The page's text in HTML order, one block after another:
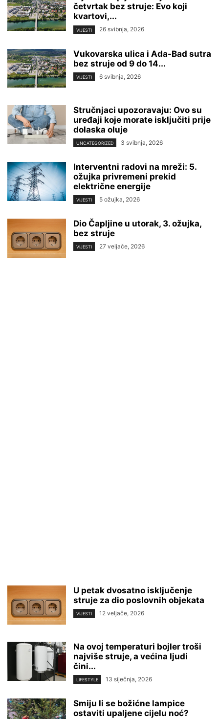
četvrtak bez struje: Evo koji
kvartovi,...
VIJESTI 26 svibnja, 2026
Vukovarska ulica i Ada-Bad sutra
bez struje od 9 do 14...
VIJESTI 6 svibnja, 2026
Stručnjaci upozoravaju: Ovo su
uređaji koje morate isključiti prije
dolaska oluje
UNCATEGORIZED 3 svibnja, 2026
Interventni radovi na mreži: 5.
ožujka privremeni prekid
električne energije
VIJESTI 5 ožujka, 2026
Dio Čapljine u utorak, 3. ožujka,
bez struje
VIJESTI 27 veljače, 2026
U petak dvosatno isključenje
struje za dio poslovnih objekata
VIJESTI 12 veljače, 2026
Na ovoj temperaturi bojler troši
najviše struje, a većina ljudi
čini...
LIFESTYLE 13 siječnja, 2026
Smiju li se božićne lampice
ostaviti upaljene cijelu noć?